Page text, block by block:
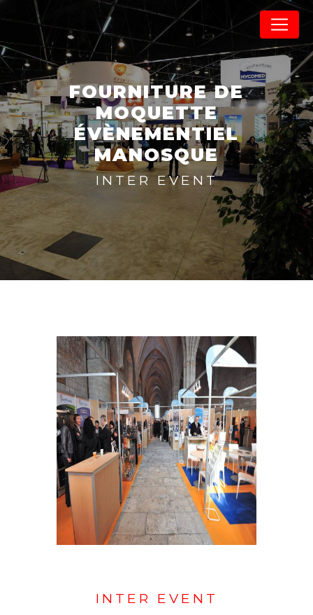
FOURNITURE DE
MOQUETTE
ÉVÈNEMENTIEL
MANOSQUE
INTER EVENT
INTER EVENT
Panneau de gestion des cookies